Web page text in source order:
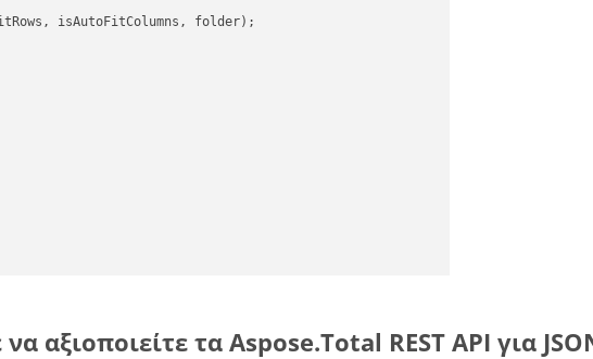
isAutoFitColumns, folder);
να αξιοποιείτε τα Aspose.Total REST API για